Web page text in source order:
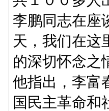
李鹏同志在座
天，我们在这
的深切怀念之
他指出，李富
国民主革命和